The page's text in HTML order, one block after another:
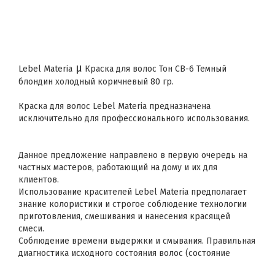
Lebel Materia μ Краска для волос Тон CB-6 Темный
блондин холодный коричневый 80 гр.
Краска для волос Lebel Materia предназначена
исключительно для профессионального использования.
Данное предложение направлено в первую очередь на
частных мастеров, работающий на дому и их для
клиентов.
Использование красителей Lebel Materia предполагает
знание колористики и строгое соблюдение технологии
приготовления, смешивания и нанесения красящей
смеси.
Соблюдение времени выдержки и смывания. Правильная
диагностика исходного состояния волос (состояние